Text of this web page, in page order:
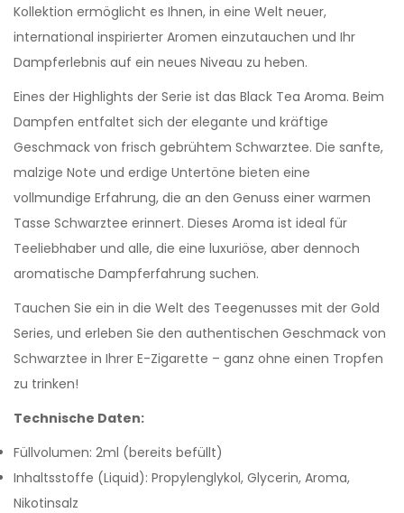
Kollektion ermöglicht es Ihnen, in eine Welt neuer,
international inspirierter Aromen einzutauchen und Ihr
Dampferlebnis auf ein neues Niveau zu heben.
Eines der Highlights der Serie ist das Black Tea Aroma. Beim
Dampfen entfaltet sich der elegante und kräftige
Geschmack von frisch gebrühtem Schwarztee. Die sanfte,
malzige Note und erdige Untertöne bieten eine
vollmundige Erfahrung, die an den Genuss einer warmen
Tasse Schwarztee erinnert. Dieses Aroma ist ideal für
Teeliebhaber und alle, die eine luxuriöse, aber dennoch
aromatische Dampferfahrung suchen.
Tauchen Sie ein in die Welt des Teegenusses mit der Gold
Series, und erleben Sie den authentischen Geschmack von
Schwarztee in Ihrer E-Zigarette – ganz ohne einen Tropfen
zu trinken!
Technische Daten:
Füllvolumen: 2ml (bereits befüllt)
Inhaltsstoffe (Liquid): Propylenglykol, Glycerin, Aroma,
Nikotinsalz